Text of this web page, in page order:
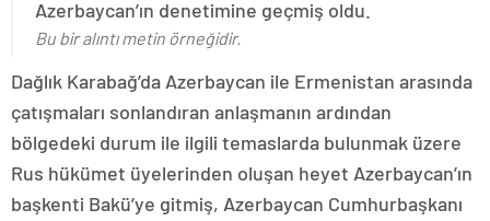
Azerbaycan’ın denetimine geçmiş oldu.
Bu bir alıntı metin örneğidir.
Dağlık Karabağ’da Azerbaycan ile Ermenistan arasında
çatışmaları sonlandıran anlaşmanın ardından
bölgedeki durum ile ilgili temaslarda bulunmak üzere
Rus hükümet üyelerinden oluşan heyet Azerbaycan’ın
başkenti Bakü’ye gitmiş, Azerbaycan Cumhurbaşkanı